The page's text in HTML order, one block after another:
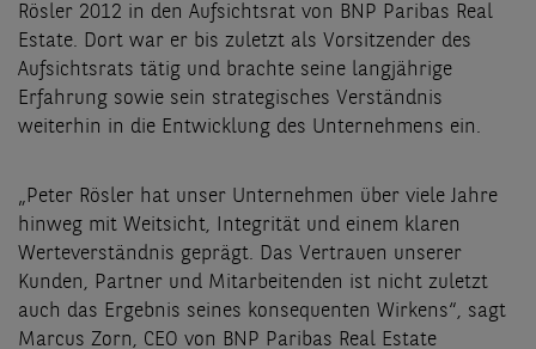
Rösler 2012 in den Aufsichtsrat von BNP Paribas Real
Estate. Dort war er bis zuletzt als Vorsitzender des
Aufsichtsrats tätig und brachte seine langjährige
Erfahrung sowie sein strategisches Verständnis
weiterhin in die Entwicklung des Unternehmens ein.
„Peter Rösler hat unser Unternehmen über viele Jahre
hinweg mit Weitsicht, Integrität und einem klaren
Werteverständnis geprägt. Das Vertrauen unserer
Kunden, Partner und Mitarbeitenden ist nicht zuletzt
auch das Ergebnis seines konsequenten Wirkens“, sagt
Marcus Zorn, CEO von BNP Paribas Real Estate